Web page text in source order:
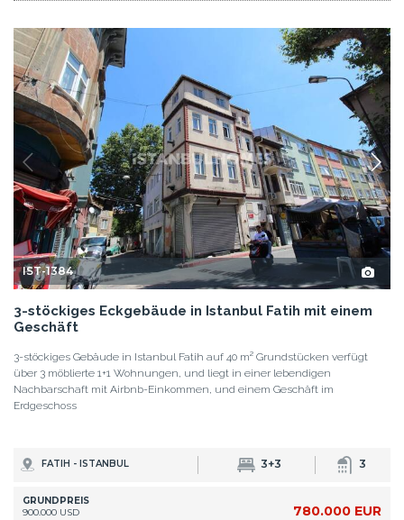
IST-1384
3-stöckiges Eckgebäude in Istanbul Fatih mit einem
Geschäft
3-stöckiges Gebäude in Istanbul Fatih auf 40 m² Grundstücken verfügt
über 3 möblierte 1+1 Wohnungen, und liegt in einer lebendigen
Nachbarschaft mit Airbnb-Einkommen, und einem Geschäft im
Erdgeschoss
FATIH - ISTANBUL 3+3 3
GRUNDPREIS
900.000 USD
780.000 EUR